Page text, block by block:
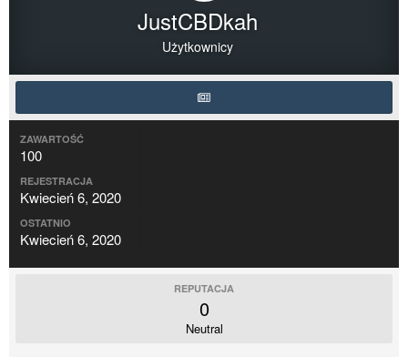
JustCBDkah
Użytkownicy
ZAWARTOŚĆ
100
REJESTRACJA
Kwiecień 6, 2020
OSTATNIO
Kwiecień 6, 2020
REPUTACJA
0
Neutral